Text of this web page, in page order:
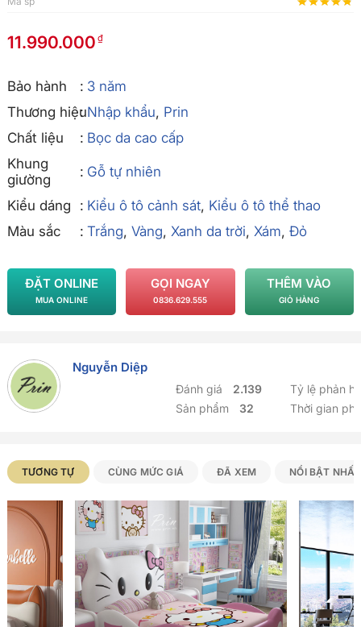
11.990.000
Bảo hành
3 năm
Thương hiệuNhập khẩu, Prin
Chất liệu
Bọc da cao cấp
Khung
giường
Gỗ tự nhiên
Kiểu dáng Kiểu ô tô cảnh sát, Kiểu ô tô thể thao
Màu sắc
Trắng, Vàng, Xanh da trời, Xám, Đỏ
ĐẶT ONLINE
MUA ONLINE
GỌI NGAY
0836.629.555
THÊM VÀO
GIỎ HÀNG
Nguyễn Diệp
Đánh giá
2.139
Sản phẩm
32
Tỷ lệ phản
Thời gian
Sản phẩm Tương tự
TƯƠNG TỰ CÙNG MỨC GIÁ ĐÃ XEM NỔI BẬT NHẤT